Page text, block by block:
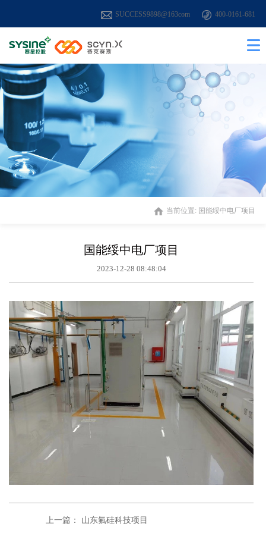
SUCCESS9898@163com 400-0161-681
当前位置: 国能绥中电厂项目
国能绥中电厂项目
2023-12-28 08:48:04
上一篇： 山东氟硅科技项目